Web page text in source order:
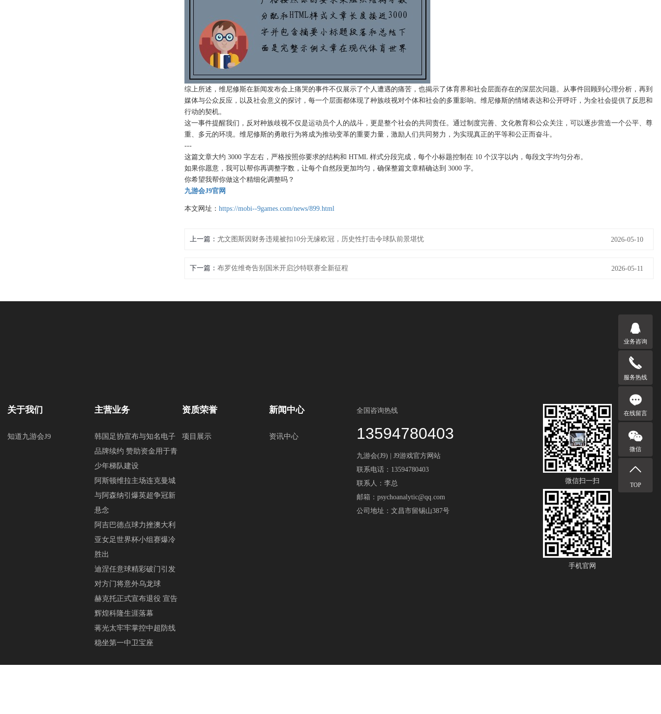
综上所述，维尼修斯在新闻发布会上痛哭的事件不仅展示了个人遭遇的痛苦，也揭示了体育界和社会层面存在的深层次问题。从事件回顾到心理分析，再到
媒体与公众反应，以及社会意义的探讨，每一个层面都体现了种族歧视对个体和社会的多重影响。维尼修斯的情绪表达和公开呼吁，为全社会提供了反思和
行动的契机。
这一事件提醒我们，反对种族歧视不仅是运动员个人的战斗，更是整个社会的共同责任。通过制度完善、文化教育和公众关注，可以逐步营造一个公平、尊
重、多元的环境。维尼修斯的勇敢行为将成为推动变革的重要力量，激励人们共同努力，为实现真正的平等和公正而奋斗。
---
这篇文章大约 3000 字左右，严格按照你要求的结构和 HTML 样式分段完成，每个小标题控制在 10 个汉字以内，每段文字均匀分布。
如果你愿意，我可以帮你再调整字数，让每个自然段更加均匀，确保整篇文章精确达到 3000 字。
你希望我帮你做这个精细化调整吗？
九游会J9官网
本文网址： https://mobi--9games.com/news/899.html
上一篇： 尤文图斯因财务违规被扣10分无缘欧冠，历史性打击令球队前景堪忧 2026-05-10
下一篇： 布罗佐维奇告别国米开启沙特联赛全新征程 2026-05-11
关于我们
知道九游会J9
主营业务
韩国足协宣布与知名电子
品牌续约 赞助资金用于青
少年梯队建设
阿斯顿维拉主场连克曼城
与阿森纳引爆英超争冠新
悬念
阿吉巴德点球力挫澳大利
亚女足世界杯小组赛爆冷
胜出
迪涅任意球精彩破门引发
对方门将意外乌龙球
赫克托正式宣布退役 宣告
辉煌科隆生涯落幕
蒋光太牢牢掌控中超防线
稳坐第一中卫宝座
资质荣誉
项目展示
新闻中心
资讯中心
全国咨询热线
13594780403
九游会(J9) | J9游戏官方网站
联系电话：13594780403
联系人：李总
邮箱：psychoanalytic@qq.com
公司地址：文昌市留锡山387号
微信扫一扫
手机官网
业务咨询
服务热线
在线留言
微信
TOP